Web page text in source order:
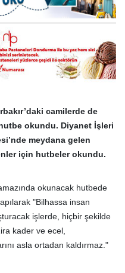
camilerde de
okundu. Diyanet İşleri
meydana gelen
için hutbeler okundu.
okunacak hutbede
"Bilhassa insan
işlerde, hiçbir şekilde
kader ve ecel,
asla ortadan kaldırmaz."